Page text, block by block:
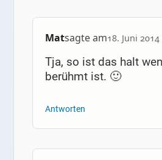
Matsagte am18. Juni
Tja, so ist das halt
berühmt ist. 🙂
Antworten